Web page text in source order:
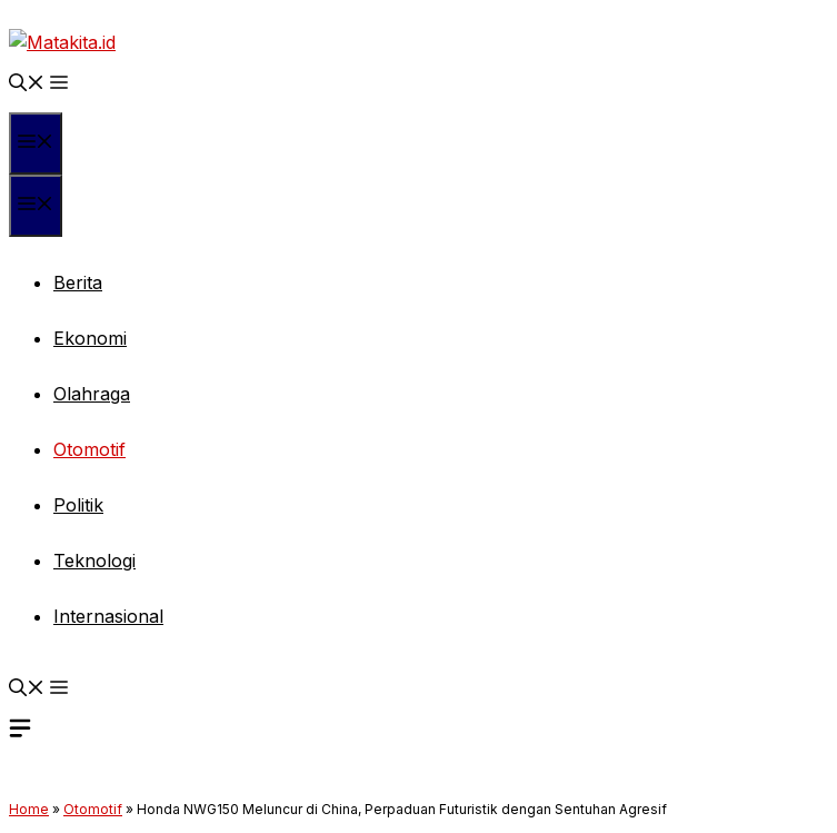
ke
isi
Berita
Ekonomi
Olahraga
Otomotif
Politik
Teknologi
Internasional
Home » Otomotif » Honda NWG150 Meluncur di China, Perpaduan Futuristik dengan Sentuhan Agresif